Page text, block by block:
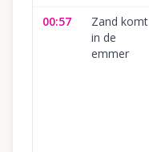
00:57
Zand komt
in de
emmer